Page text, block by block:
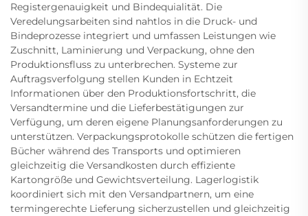
Registergenauigkeit und Bindequialität. Die
Veredelungsarbeiten sind nahtlos in die Druck- und
Bindeprozesse integriert und umfassen Leistungen wie
Zuschnitt, Laminierung und Verpackung, ohne den
Produktionsfluss zu unterbrechen. Systeme zur
Auftragsverfolgung stellen Kunden in Echtzeit
Informationen über den Produktionsfortschritt, die
Versandtermine und die Lieferbestätigungen zur
Verfügung, um deren eigene Planungsanforderungen zu
unterstützen. Verpackungsprotokolle schützen die fertigen
Bücher während des Transports und optimieren
gleichzeitig die Versandkosten durch effiziente
Kartongröße und Gewichtsverteilung. Lagerlogistik
koordiniert sich mit den Versandpartnern, um eine
termingerechte Lieferung sicherzustellen und gleichzeitig